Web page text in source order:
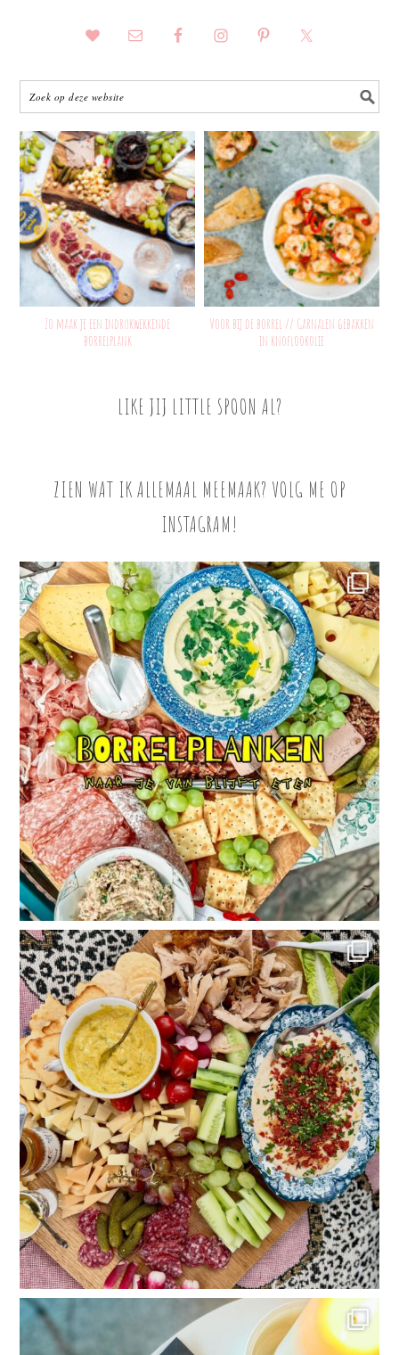
Zo maak je een indrukwekkende
borrelplank
Voor bij de borrel // Garnalen gebakken
in knoflookolie
LIKE JIJ LITTLE SPOON AL?
ZIEN WAT IK ALLEMAAL MEEMAAK? VOLG ME OP
INSTAGRAM!